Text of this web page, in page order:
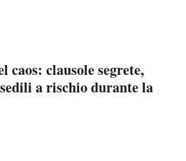
caos: clausole segrete,
a rischio durante la